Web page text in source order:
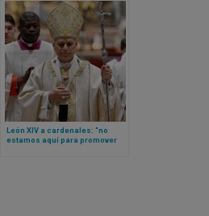
León XIV a cardenales: “no
estamos aquí para promover